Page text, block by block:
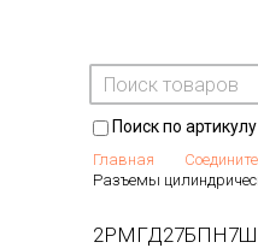
Поиск по артикулу
Главная
Разъемы